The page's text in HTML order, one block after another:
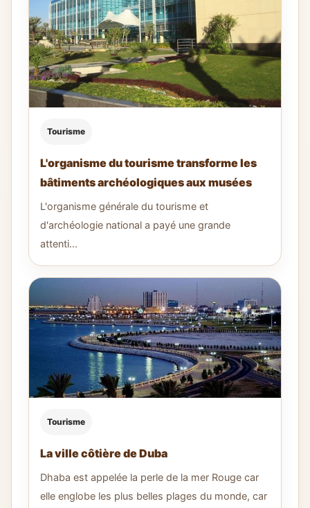
Tourisme
L'organisme du tourisme transforme les
bâtiments archéologiques aux musées
L'organisme générale du tourisme et
d'archéologie national a payé une grande
attenti...
Tourisme
La ville côtière de Duba
Dhaba est appelée la perle de la mer Rouge car
elle englobe les plus belles plages du monde, car